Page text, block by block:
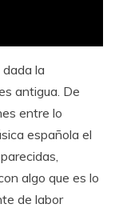
la
antigua. De
entre lo
española el
algo que es lo
de labor